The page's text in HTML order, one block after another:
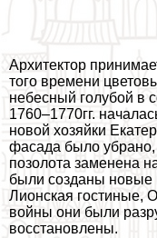
Архитектор
того времени
небесный гoлyбой в
1760–1770гг.
новой хозяйки
фасада было
позолота заменена
были созданы новые
Лионская гостиные,
войны они были
восстановлены.